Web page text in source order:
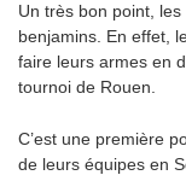
Un très bon point,
benjamins. En effet,
faire leurs armes en
tournoi de Rouen.
C’est une première
de leurs équipes en